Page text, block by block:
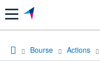
Menu
Bourse Actions